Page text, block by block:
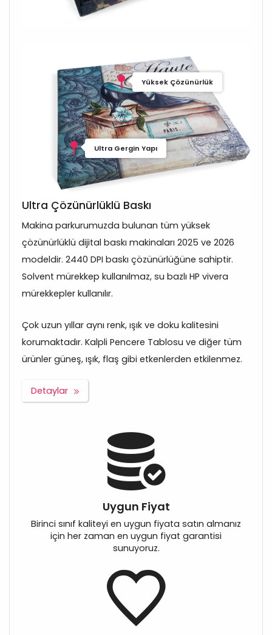
Yüksek Çözünürlük
Ultra Gergin Yapı
Ultra Çözünürlüklü Baskı
Makina parkurumuzda bulunan tüm yüksek
çözünürlüklü dijital baskı makinaları 2025 ve 2026
modeldir. 2440 DPI baskı çözünürlüğüne sahiptir.
Solvent mürekkep kullanılmaz, su bazlı HP vivera
mürekkepler kullanılır.
Çok uzun yıllar aynı renk, ışık ve doku kalitesini
korumaktadır. Kalpli Pencere Tablosu ve diğer tüm
ürünler güneş, ışık, flaş gibi etkenlerden etkilenmez.
Detaylar
Uygun Fiyat
Birinci sınıf kaliteyi en uygun fiyata satın almanız
için her zaman en uygun fiyat garantisi
sunuyoruz.